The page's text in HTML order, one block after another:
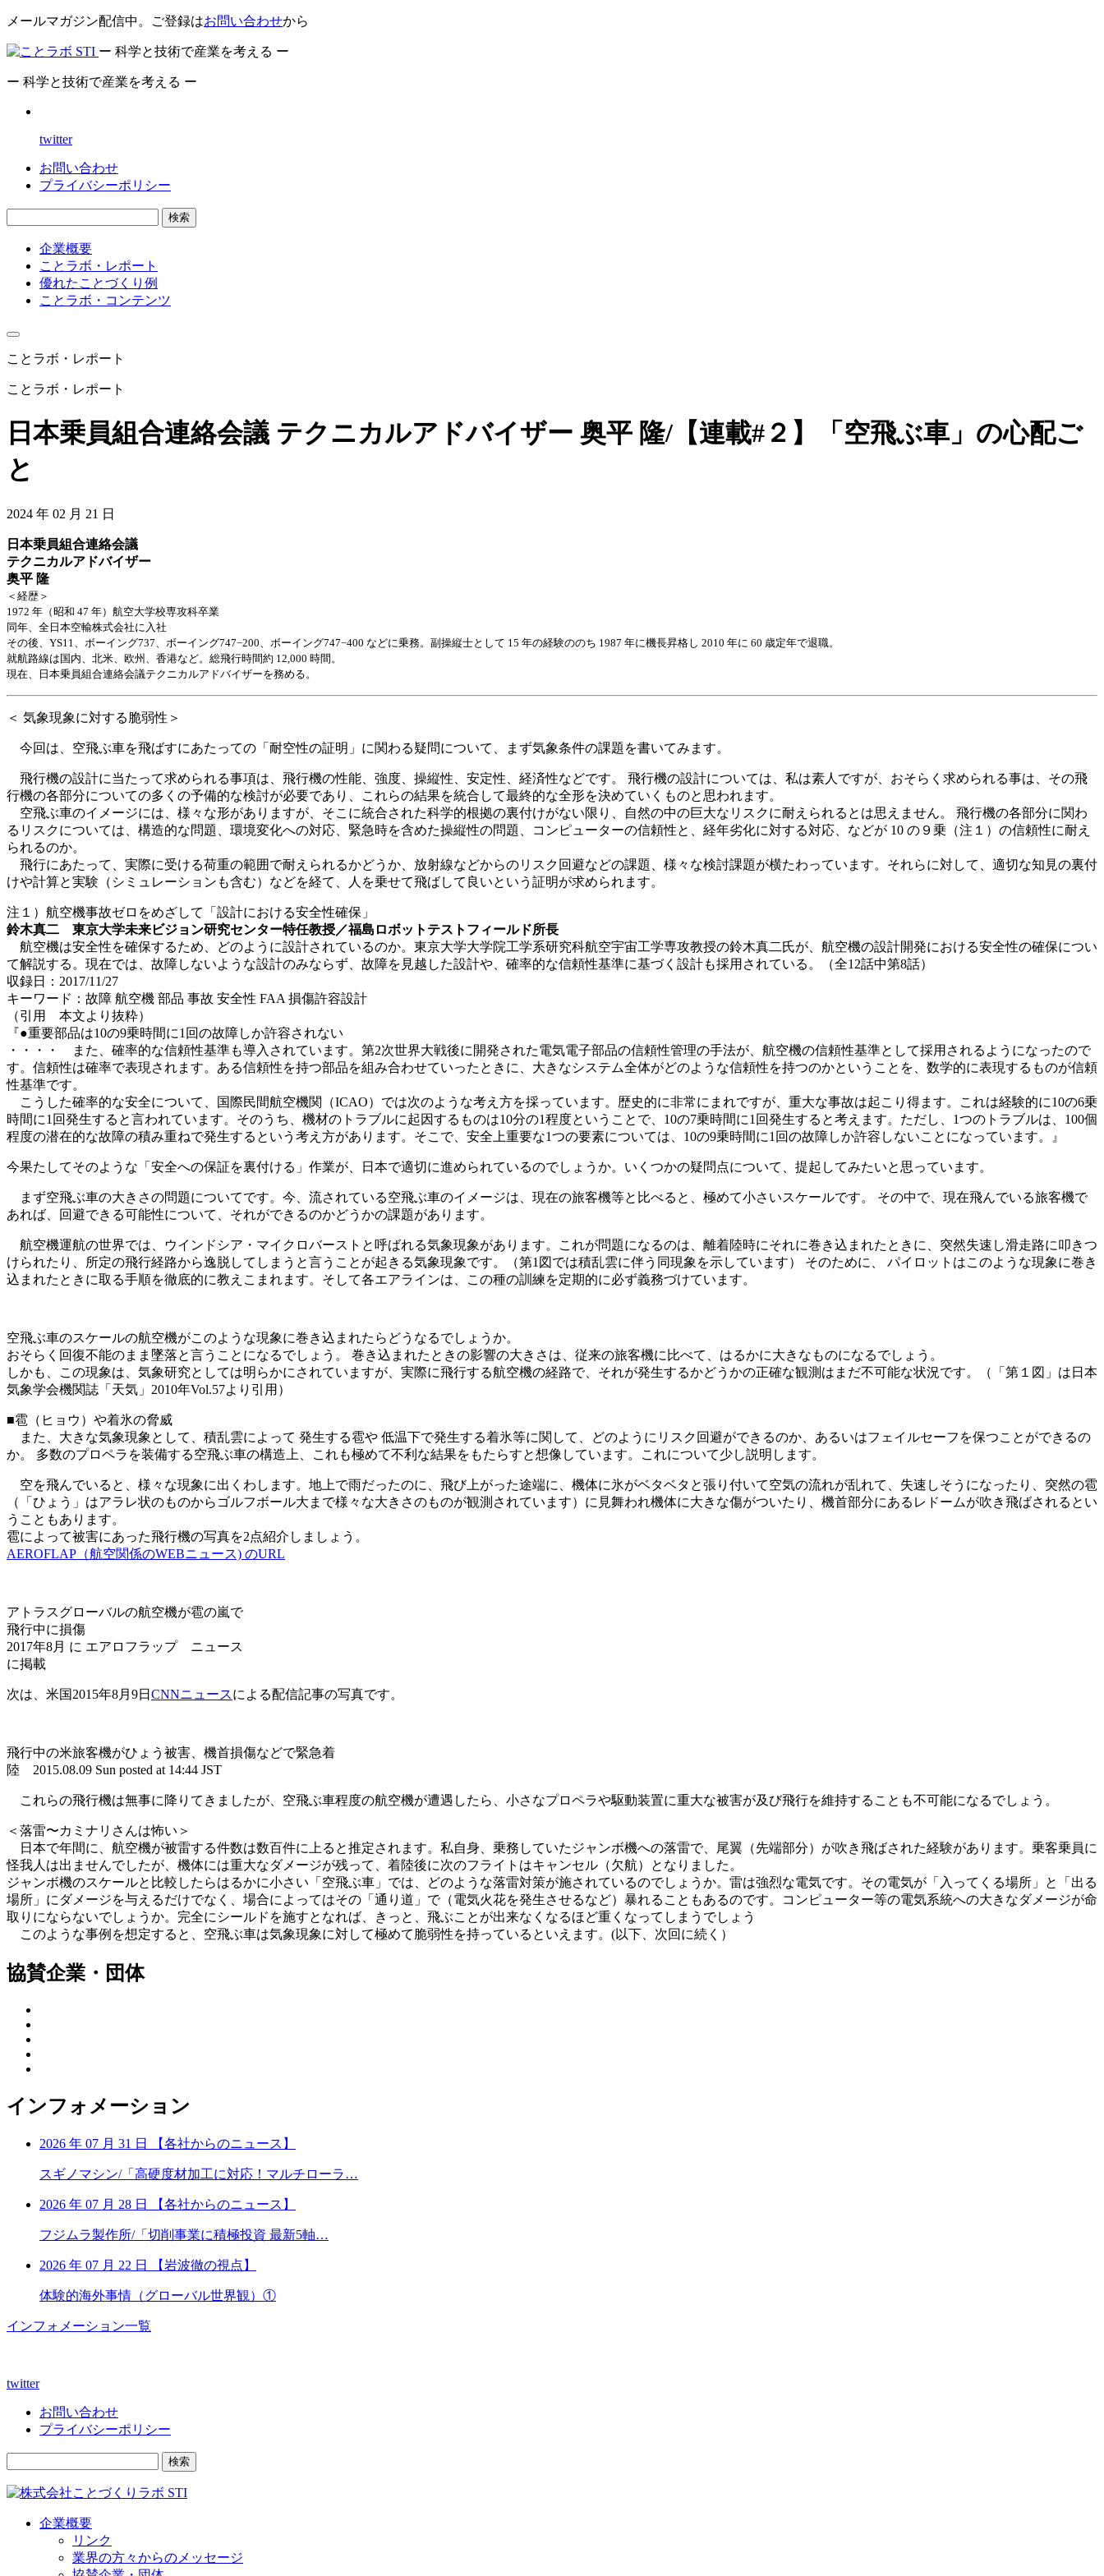
メールマガジン配信中。ご登録はお問い合わせから
ー 科学と技術で産業を考える ー
ー 科学と技術で産業を考える ー
twitter
お問い合わせ
プライバシーポリシー
検索
企業概要
ことラボ・レポート
優れたことづくり例
ことラボ・コンテンツ
ことラボ・レポート
ことラボ・レポート
日本乗員組合連絡会議 テクニカルアドバイザー 奥平 隆/【連載#２】「空飛ぶ車」の心配ご
と
2024 年 02 月 21 日
日本乗員組合連絡会議
テクニカルアドバイザー
奥平 隆
＜経歴＞
1972 年（昭和 47 年）航空大学校専攻科卒業
同年、全日本空輸株式会社に入社
その後、YS11、ボーイング737、ボーイング747−200、ボーイング747−400 などに乗務。副操縦士として 15 年の経験ののち 1987 年に機長昇格し 2010 年に 60 歳定年で退職。
就航路線は国内、北米、欧州、香港など。総飛行時間約 12,000 時間。
現在、日本乗員組合連絡会議テクニカルアドバイザーを務める。
＜ 気象現象に対する脆弱性＞
今回は、空飛ぶ車を飛ばすにあたっての「耐空性の証明」に関わる疑問について、まず気象条件の課題を書いてみます。
飛行機の設計に当たって求められる事項は、飛行機の性能、強度、操縦性、安定性、経済性などです。 飛行機の設計については、私は素人ですが、おそらく求められる事は、その飛
行機の各部分についての多くの予備的な検討が必要であり、これらの結果を統合して最終的な全形を決めていくものと思われます。
空飛ぶ車のイメージには、様々な形がありますが、そこに統合された科学的根拠の裏付けがない限り、自然の中の巨大なリスクに耐えられるとは思えません。 飛行機の各部分に関わ
るリスクについては、構造的な問題、環境変化への対応、緊急時を含めた操縦性の問題、コンピューターの信頼性と、経年劣化に対する対応、などが 10 の９乗（注１）の信頼性に耐え
られるのか。
飛行にあたって、実際に受ける荷重の範囲で耐えられるかどうか、放射線などからのリスク回避などの課題、様々な検討課題が横たわっています。それらに対して、適切な知見の裏付
けや計算と実験（シミュレーションも含む）などを経て、人を乗せて飛ばして良いという証明が求められます。
注１）航空機事故ゼロをめざして「設計における安全性確保」
鈴木真二 東京大学未来ビジョン研究センター特任教授／福島ロボットテストフィールド所長
航空機は安全性を確保するため、どのように設計されているのか。東京大学大学院工学系研究科航空宇宙工学専攻教授の鈴木真二氏が、航空機の設計開発における安全性の確保につい
て解説する。現在では、故障しないような設計のみならず、故障を見越した設計や、確率的な信頼性基準に基づく設計も採用されている。（全12話中第8話）
収録日：2017/11/27
キーワード：故障 航空機 部品 事故 安全性 FAA 損傷許容設計
（引用 本文より抜粋）
『●重要部品は10の9乗時間に1回の故障しか許容されない
・・・・ また、確率的な信頼性基準も導入されています。第2次世界大戦後に開発された電気電子部品の信頼性管理の手法が、航空機の信頼性基準として採用されるようになったので
す。信頼性は確率で表現されます。ある信頼性を持つ部品を組み合わせていったときに、大きなシステム全体がどのような信頼性を持つのかということを、数学的に表現するものが信頼
性基準です。
こうした確率的な安全について、国際民間航空機関（ICAO）では次のような考え方を採っています。歴史的に非常にまれですが、重大な事故は起こり得ます。これは経験的に10の6乗
時間に1回発生すると言われています。そのうち、機材のトラブルに起因するものは10分の1程度ということで、10の7乗時間に1回発生すると考えます。ただし、1つのトラブルは、100個
程度の潜在的な故障の積み重ねで発生するという考え方があります。そこで、安全上重要な1つの要素については、10の9乗時間に1回の故障しか許容しないことになっています。』
今果たしてそのような「安全への保証を裏付ける」作業が、日本で適切に進められているのでしょうか。いくつかの疑問点について、提起してみたいと思っています。
まず空飛ぶ車の大きさの問題についてです。今、流されている空飛ぶ車のイメージは、現在の旅客機等と比べると、極めて小さいスケールです。 その中で、現在飛んでいる旅客機で
あれば、回避できる可能性について、それができるのかどうかの課題があります。
航空機運航の世界では、ウインドシア・マイクロバーストと呼ばれる気象現象があります。これが問題になるのは、離着陸時にそれに巻き込まれたときに、突然失速し滑走路に叩きつ
けられたり、所定の飛行経路から逸脱してしまうと言うことが起きる気象現象です。（第1図では積乱雲に伴う同現象を示しています） そのために、 パイロットはこのような現象に巻き
込まれたときに取る手順を徹底的に教えこまれます。そして各エアラインは、この種の訓練を定期的に必ず義務づけています。
空飛ぶ車のスケールの航空機がこのような現象に巻き込まれたらどうなるでしょうか。
おそらく回復不能のまま墜落と言うことになるでしょう。 巻き込まれたときの影響の大きさは、従来の旅客機に比べて、はるかに大きなものになるでしょう。
しかも、この現象は、気象研究としては明らかにされていますが、実際に飛行する航空機の経路で、それが発生するかどうかの正確な観測はまだ不可能な状況です。（「第１図」は日本
気象学会機関誌「天気」2010年Vol.57より引用）
■雹（ヒョウ）や着氷の脅威
また、大きな気象現象として、積乱雲によって 発生する雹や 低温下で発生する着氷等に関して、どのようにリスク回避ができるのか、あるいはフェイルセーフを保つことができるの
か。 多数のプロペラを装備する空飛ぶ車の構造上、これも極めて不利な結果をもたらすと想像しています。これについて少し説明します。
空を飛んでいると、様々な現象に出くわします。地上で雨だったのに、飛び上がった途端に、機体に氷がベタベタと張り付いて空気の流れが乱れて、失速しそうになったり、突然の雹
（「ひょう」はアラレ状のものからゴルフボール大まで様々な大きさのものが観測されています）に見舞われ機体に大きな傷がついたり、機首部分にあるレドームが吹き飛ばされるとい
うこともあります。
雹によって被害にあった飛行機の写真を2点紹介しましょう。
AEROFLAP（航空関係のWEBニュース) のURL
アトラスグローバルの航空機が雹の嵐で
飛行中に損傷
2017年8月 に エアロフラップ ニュース
に掲載
次は、米国2015年8月9日 CNNニュースによる配信記事の写真です。
飛行中の米旅客機がひょう被害、機首損傷などで緊急着
陸 2015.08.09 Sun posted at 14:44 JST
これらの飛行機は無事に降りてきましたが、空飛ぶ車程度の航空機が遭遇したら、小さなプロペラや駆動装置に重大な被害が及び飛行を維持することも不可能になるでしょう。
＜落雷〜カミナリさんは怖い＞
日本で年間に、航空機が被雷する件数は数百件に上ると推定されます。私自身、乗務していたジャンボ機への落雷で、尾翼（先端部分）が吹き飛ばされた経験があります。乗客乗員に
怪我人は出ませんでしたが、機体には重大なダメージが残って、着陸後に次のフライトはキャンセル（欠航）となりました。
ジャンボ機のスケールと比較したらはるかに小さい「空飛ぶ車」では、どのような落雷対策が施されているのでしょうか。雷は強烈な電気です。その電気が「入ってくる場所」と「出る
場所」にダメージを与えるだけでなく、場合によってはその「通り道」で（電気火花を発生させるなど）暴れることもあるのです。コンピューター等の電気系統への大きなダメージが命
取りにならないでしょうか。完全にシールドを施すとなれば、きっと、飛ぶことが出来なくなるほど重くなってしまうでしょう
このような事例を想定すると、空飛ぶ車は気象現象に対して極めて脆弱性を持っているといえます。(以下、次回に続く）
協賛企業・団体
インフォメーション
2026 年 07 月 31 日 【各社からのニュース】
スギノマシン/「高硬度材加工に対応！マルチローラ…
2026 年 07 月 28 日 【各社からのニュース】
フジムラ製作所/「切削事業に積極投資 最新5軸…
2026 年 07 月 22 日 【岩波徹の視点】
体験的海外事情（グローバル世界観）①
インフォメーション一覧
twitter
お問い合わせ
プライバシーポリシー
検索
企業概要
リンク
業界の方々からのメッセージ